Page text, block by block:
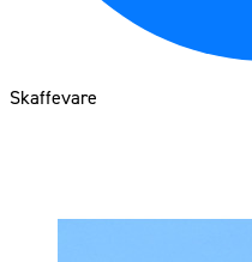
Skaffevare